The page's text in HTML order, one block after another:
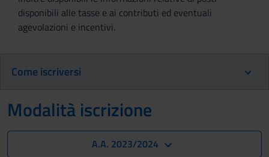
disponibili alle tasse e ai contributi ed eventuali
agevolazioni e incentivi.
Come iscriversi
Modalità iscrizione
A.A. 2023/2024